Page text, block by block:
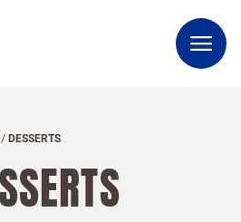
/ DESSERTS